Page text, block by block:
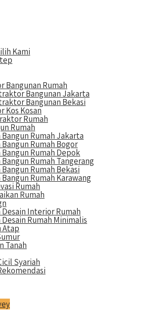
Kami
Bangunan Rumah
Bangunan Jakarta
Bangunan Bekasi
Kos Kosan
Rumah
Rumah
Bangun Rumah Jakarta
Bangun Rumah Bogor
Bangun Rumah Depok
Bangun Rumah Tangerang
Bangun Rumah Bekasi
Bangun Rumah Karawang
Rumah
Rumah
Desain Interior Rumah
Desain Rumah Minimalis
Atap
Tanah
Syariah